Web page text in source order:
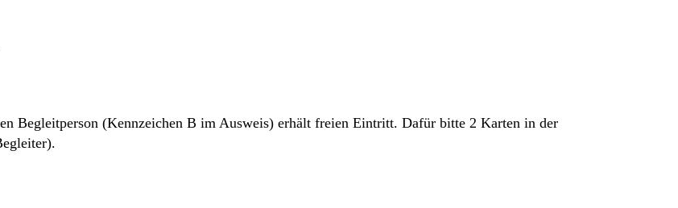
Begleitperson (Kennzeichen B im Ausweis) erhält freien Eintritt. Dafür bitte 2 Karten in der